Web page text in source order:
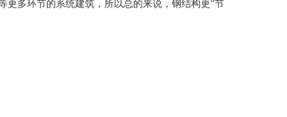
多环节的系统建筑，所以总的来说，钢结构更“节